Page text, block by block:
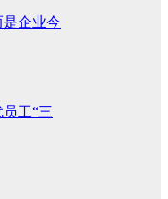
企业今
工“三